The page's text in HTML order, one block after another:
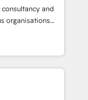
education,
make the
and Latin
and
organisations
Ireland, and
of successful
and enterprise
design connected